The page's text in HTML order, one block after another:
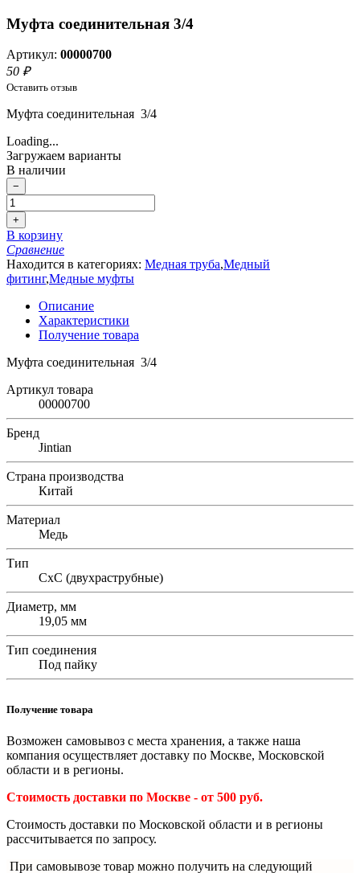
Муфта соединительная 3/4
Артикул: 00000700
50 ₽
Оставить отзыв
Муфта соединительная 3/4
Loading...
Загружаем варианты
В наличии
−
+
В корзину
Сравнение
Находится в категориях: Медная труба,Медный
фитинг,Медные муфты
Описание
Характеристики
Получение товара
Муфта соединительная 3/4
Артикул товара
00000700
Бренд
Jintian
Страна производства
Китай
Материал
Медь
Тип
СхС (двухраструбные)
Диаметр, мм
19,05 мм
Тип соединения
Под пайку
Получение товара
Возможен самовывоз с места хранения, а также наша
компания осуществляет доставку по Москве, Московской
области и в регионы.
Стоимость доставки по Москве - от 500 руб.
Стоимость доставки по Московской области и в регионы
рассчитывается по запросу.
При самовывозе товар можно получить на следующий